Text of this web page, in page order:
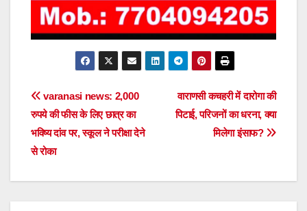
Post
navigation
वाराणसी कचहरी में दारोगा की
पिटाई, परिजनों का धरना, क्या
मिलेगा इंसाफ?
varanasi news: 2,000
रुपये की फीस के लिए छात्र का
भविष्य दांव पर, स्कूल ने परीक्षा देने
से रोका